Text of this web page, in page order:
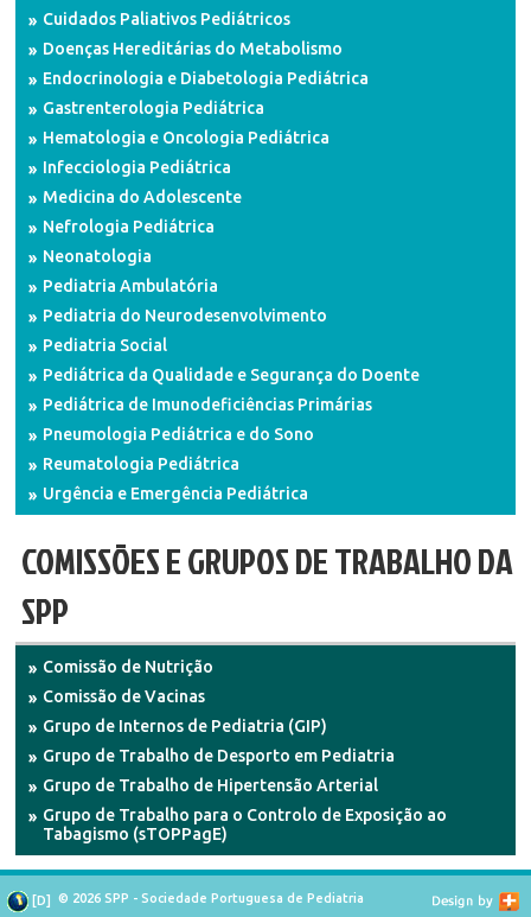
Cuidados Paliativos Pediátricos
Doenças Hereditárias do Metabolismo
Endocrinologia e Diabetologia Pediátrica
Gastrenterologia Pediátrica
Hematologia e Oncologia Pediátrica
Infecciologia Pediátrica
Medicina do Adolescente
Nefrologia Pediátrica
Neonatologia
Pediatria Ambulatória
Pediatria do Neurodesenvolvimento
Pediatria Social
Pediátrica da Qualidade e Segurança do Doente
Pediátrica de Imunodeficiências Primárias
Pneumologia Pediátrica e do Sono
Reumatologia Pediátrica
Urgência e Emergência Pediátrica
COMISSÕES E GRUPOS DE TRABALHO DA
SPP
Comissão de Nutrição
Comissão de Vacinas
Grupo de Internos de Pediatria (GIP)
Grupo de Trabalho de Desporto em Pediatria
Grupo de Trabalho de Hipertensão Arterial
Grupo de Trabalho para o Controlo de Exposição ao
Tabagismo (sTOPPagE)
[D] © 2026 SPP - Sociedade Portuguesa de Pediatria